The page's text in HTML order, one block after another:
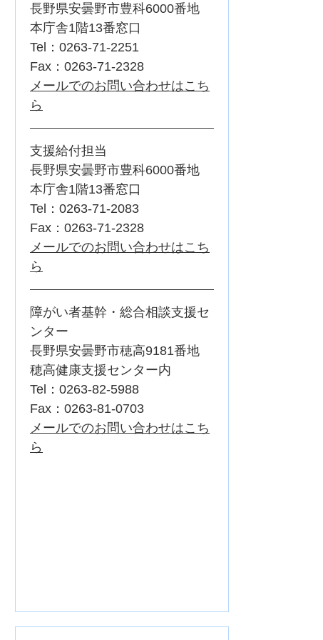
長野県安曇野市豊科6000番地
本庁舎1階13番窓口
Tel：0263-71-2251
Fax：0263-71-2328
メールでのお問い合わせはこち
ら
支援給付担当
長野県安曇野市豊科6000番地
本庁舎1階13番窓口
Tel：0263-71-2083
Fax：0263-71-2328
メールでのお問い合わせはこち
ら
障がい者基幹・総合相談支援セ
ンター
長野県安曇野市穂高9181番地
穂高健康支援センター内
Tel：0263-82-5988
Fax：0263-81-0703
メールでのお問い合わせはこち
ら